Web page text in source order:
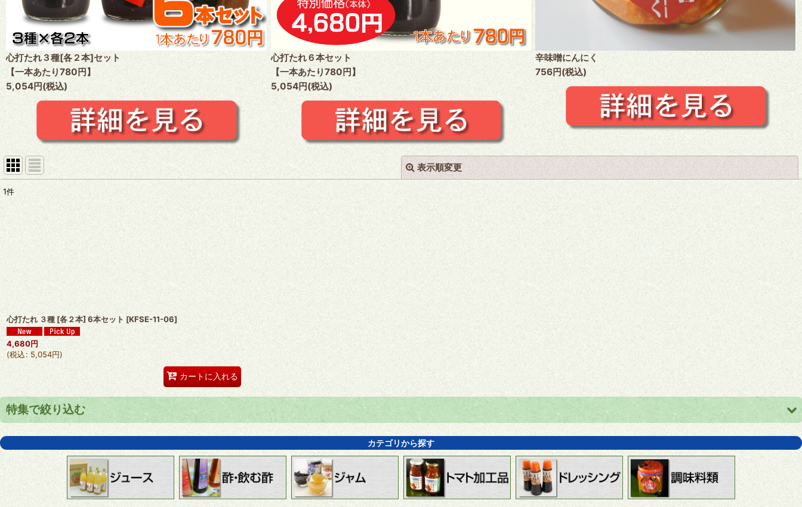
心打たれ３種[各２本]セット
【一本あたり780円】
5,054円(税込)
心打たれ６本セット
【一本あたり780円】
5,054円(税込)
辛味噌にんにく
756円(税込)
表示順変更
並び順
閉じる
1件
心打たれ ３種 [各２本] 6本セット [KFSE-11-06]
4,680円
(税込: 5,054円)
カートに入れる
特集で絞り込む
【送料無料】１箱まとめ買いで送料無料
心打たれ(こころうたれ)
カテゴリから探す